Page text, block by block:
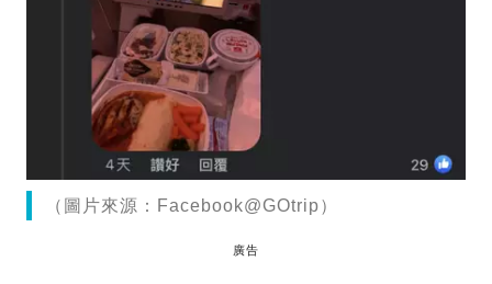
（圖片來源：Facebook@GOtrip）
廣告